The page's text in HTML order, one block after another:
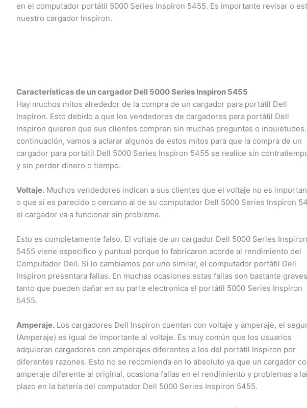
en el computador portátil 5000 Series Inspiron 5455. Es importante revisar o
nuestro cargador Inspiron.
Características de un cargador Dell 5000 Series Inspiron 5455
Hay muchos mitos alrededor de la compra de un cargador para portátil Dell
Inspiron. Esto debido a que los vendedores de cargadores para portátil Dell
Inspiron quieren que sus clientes compren sin muchas preguntas o inquietudes.
continuación, vamos a aclarar algunos de estos mitos para que la compra de un
cargador para portátil Dell 5000 Series Inspiron 5455 se realice sin
y sin perder dinero o tiempo.
Voltaje.Muchos vendedores indican a sus clientes que el voltaje no es
o que si es parecido o cercano al de su computador Dell 5000 Series Inspiron
el cargador va a funcionar sin problema.
Esto es completamente falso. El voltaje de un cargador Dell 5000 Series Inspiron
5455 viene especifico y puntual porque lo fabricaron acorde al rendimiento del
Computador Dell. Si lo cambiamos por uno similar, el computador portátil Dell
Inspiron presentara fallas. En muchas ocasiones estas fallas son bastante graves,
tanto que pueden dañar en su parte electronica el portátil 5000 Series Inspiron
5455.
Amperaje.Los cargadores Dell Inspiron cuentan con voltaje y amperaje, el
(Amperaje) es igual de importante al voltaje. Es muy común que los usuarios
adquieran cargadores con amperajes diferentes a los del portátil Inspiron por
diferentes razones. Esto no se recomienda en lo absoluto ya que un cargador con
amperaje diferente al original, ocasiona fallas en el rendimiento y problemas a
plazo en la batería del computador Dell 5000 Series Inspiron 5455.